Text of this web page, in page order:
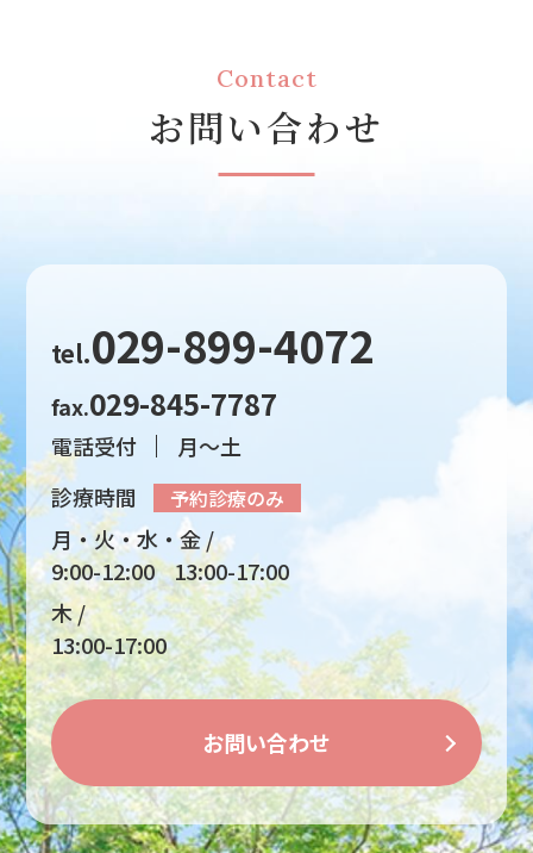
Contact
お問い合わせ
tel.029-899-4072
fax.029-845-7787
電話受付
月～土
診療時間
予約診療のみ
月・火・水・金
9:00-12:00
13:00-17:00
木
13:00-17:00
お問い合わせ